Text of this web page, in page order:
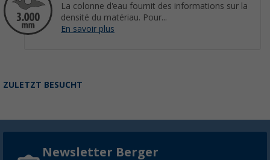
La colonne d'eau fournit des informations sur la
densité du matériau. Pour...
En savoir plus
ZULETZT BESUCHT
Newsletter Berger